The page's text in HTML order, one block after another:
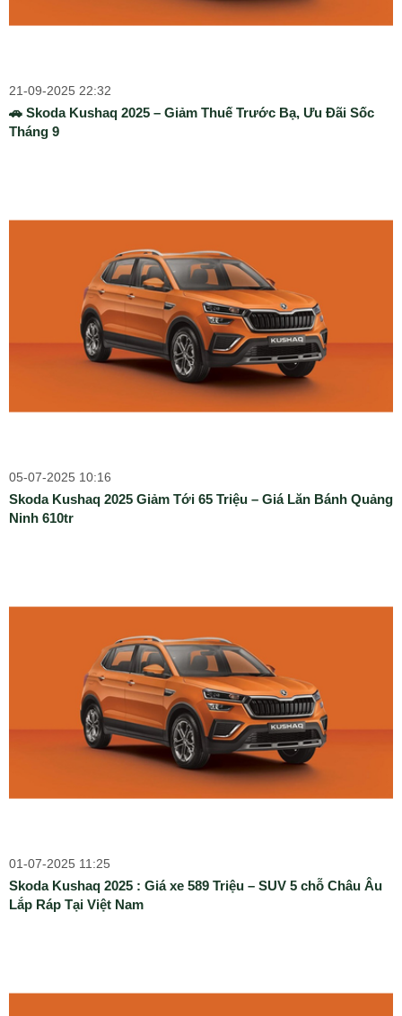
21-09-2025 22:32
🚗 Skoda Kushaq 2025 – Giảm Thuế Trước Bạ, Ưu Đãi Sốc
Tháng 9
05-07-2025 10:16
Skoda Kushaq 2025 Giảm Tới 65 Triệu – Giá Lăn Bánh Quảng
Ninh 610tr
01-07-2025 11:25
Skoda Kushaq 2025 : Giá xe 589 Triệu – SUV 5 chỗ Châu Âu
Lắp Ráp Tại Việt Nam